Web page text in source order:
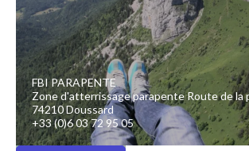
FBI PARAPENTE
Zone d'atterrissage parapente Route de la
74210 Doussard
+33 (0)6 03 72 95 05